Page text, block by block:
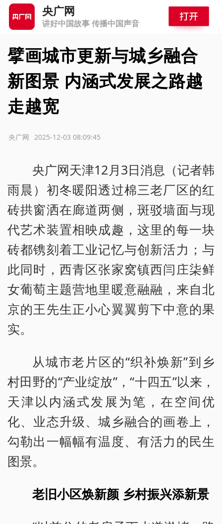
央广网
讲好中国故事 传播中国声音
擘画城市更新与城乡融合
新图景 内涵式发展之路越
走越宽
2025-12-03 08:09:45
央广网
央广网天津12月3日消息（记者韩
雨晨）初冬暖阳透过棉三老厂区的红
砖拱窗洒在廊道两侧，斑驳墙面与现
代艺术装置相映成趣，这里的每一块
砖都镌刻着工业记忆与创新活力；与
此同时，西青区张家窝镇西闫庄柒鲜
女葡萄主题营地里暖意融融，来自北
京的王先生正小心翼翼剪下中意的果
实。
从城市老片区的“织补焕新”到乡
村田野的“产业绽放”，“十四五”以来，
天津以内涵式发展为笔，在空间优
化、业态升级、城乡融合的画卷上，
勾勒出一幅幅有温度、有活力的民生
图景。
老旧小区焕新颜 乡村振兴添新景